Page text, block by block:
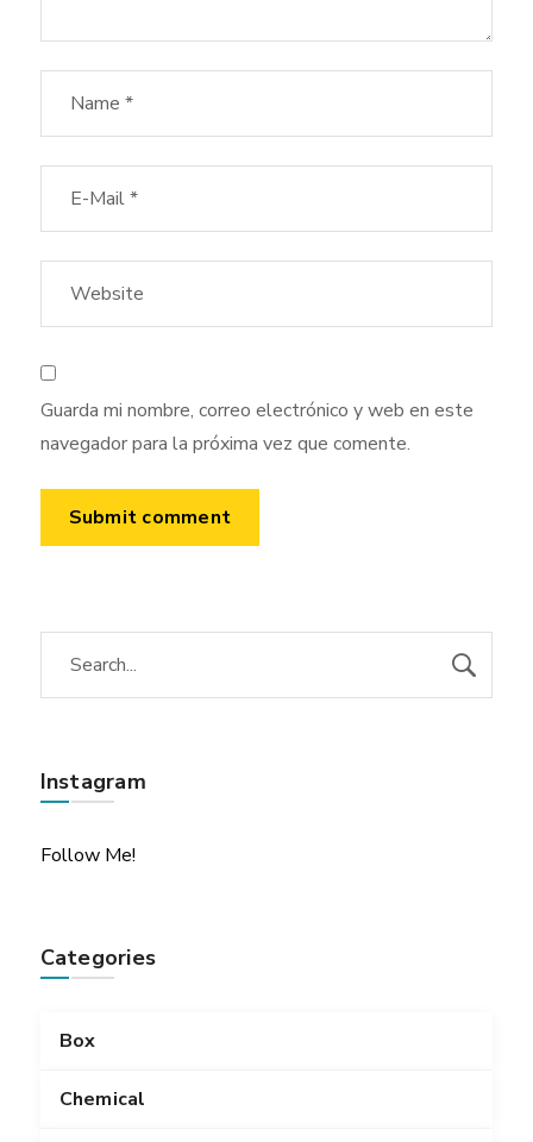
Guarda mi nombre, correo electrónico y web en este
navegador para la próxima vez que comente.
Instagram
Follow Me!
Categories
Box
Chemical